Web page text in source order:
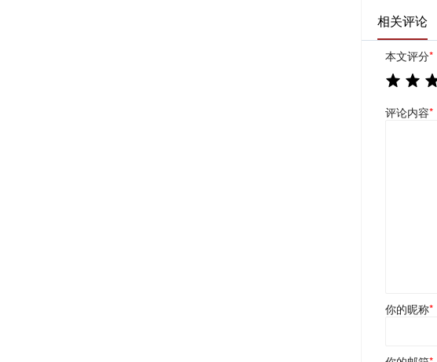
相关评论
本文评分*
评论内容*
你的昵称*